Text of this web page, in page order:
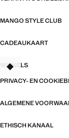
MANGO STYLE CLUB
CADEAUKAART
WINKELS
PRIVACY- EN
ALGEMENE
ETHISCH KANAAL